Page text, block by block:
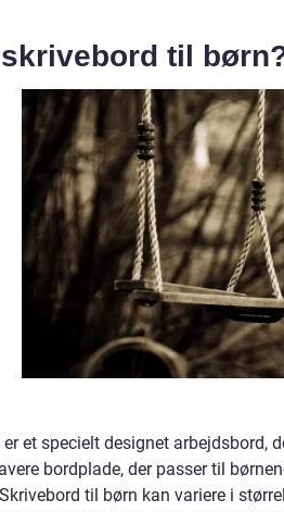
til
et specielt designet arbejdsbord,
bordplade, der passer til
til børn kan variere i